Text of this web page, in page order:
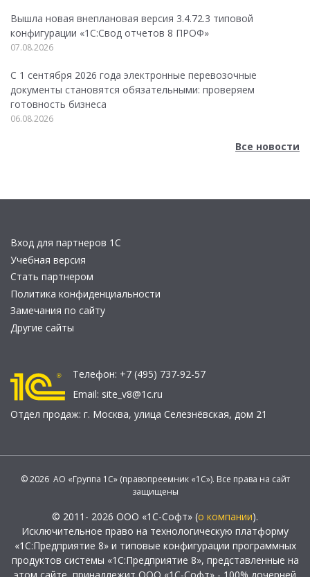
Вышла новая внеплановая версия 3.4.72.3 типовой
конфигурации «1C:Свод отчетов 8 ПРОФ»
07.08.2026
С 1 сентября 2026 года электронные перевозочные
документы становятся обязательными: проверяем
готовность бизнеса
06.08.2026
Все новости
Вход для партнеров 1С
Учебная версия
Стать партнером
Политика конфиденциальности
Замечания по сайту
Другие сайты
Телефон: +7 (495) 737-92-57
Email: site_v8@1c.ru
Отдел продаж: г. Москва, улица Селезнёвская, дом 21
© 2026 АО «Группа 1С» (правопреемник «1С»). Все права на сайт
защищены
© 2011- 2026 ООО «1С-Софт» (о компании).
Исключительное право на технологическую платформу
«1С:Предприятие 8» и типовые конфигурации программных
продуктов системы «1С:Предприятие 8», представленные на